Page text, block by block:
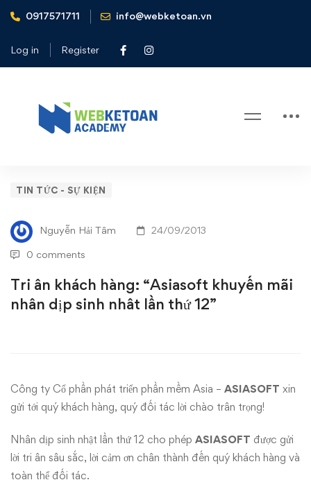
0917571711 info@webketoan.vn
Log in Register
Home
Tin tức - Sự kiện
lần thứ 12"
Tri
ân
khách
hàng:
“Asiasoft
mãi
nhân
dịp
sinh
TIN TỨC - SỰ KIỆN
Nguyễn Hải Tâm 24/09/2013
0 comments
Tri ân khách hàng: “Asiasoft khuyến mãi
nhân dịp sinh nhât lần thứ 12”
Công ty Cổ phần phát triển phần mềm Asia – ASIASOFT xin
gửi tới quý khách hàng, quý đối tác lời chào trân trọng!
Nhân dịp sinh nhật lần thứ 12 cho phép ASIASOFT được gửi
lời tri ân sâu sắc, lời cảm ơn chân thành đến quý khách hàng và
toàn thể đối tác.